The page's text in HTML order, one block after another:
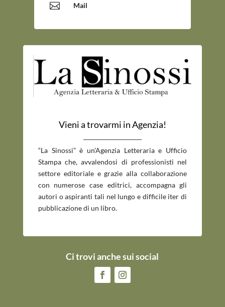
 Mail
Vieni a trovarmi in Agenzia!
“La Sinossi” è un’Agenzia Letteraria e Ufficio
Stampa che, avvalendosi di professionisti nel
settore editoriale e grazie alla collaborazione
con numerose case editrici, accompagna gli
autori o aspiranti tali nel lungo e difficile iter di
pubblicazione di un libro.
Ci trovi anche sui social